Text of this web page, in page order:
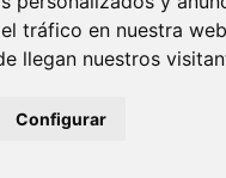
tráfico en nuestra
llegan nuestros
Configurar